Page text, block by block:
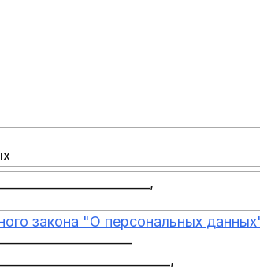
закона "О персональных